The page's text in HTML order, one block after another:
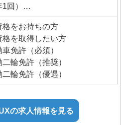
業の無い環境ですので、プラ
時間もしっかり確保できま
だけ情報】
であれば、自分のバイクのカ
！
回）
2回）
期間：1～3ヶ月
期間の条件：給与条件が異
格をお持ちの方
格を取得したい方
免許（必須）
輪免許（推奨）
輪免許（優遇）
の求人情報を見る